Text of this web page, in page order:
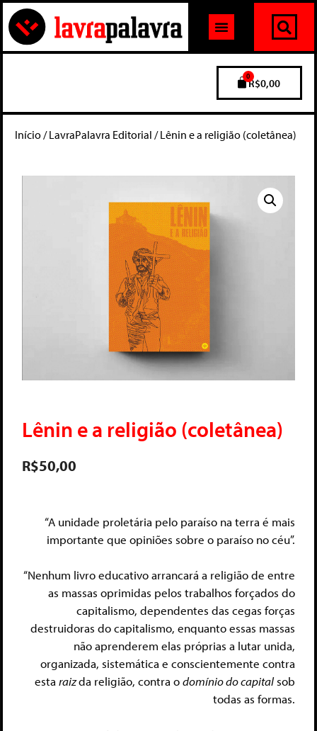
R$0,00
0
Início/LavraPalavra Editorial / Lênin e a religião (coletânea)
Lênin e a religião (coletânea)
R$50,00
“A unidade proletária pelo paraíso na terra é mais
importante que opiniões sobre o paraíso no céu”.
“Nenhum livro educativo arrancará a religião de entre
as massas oprimidas pelos trabalhos forçados do
capitalismo, dependentes das cegas forças
destruidoras do capitalismo, enquanto essas massas
não aprenderem elas próprias a lutar unida,
organizada, sistemática e conscientemente contra
estaraizda religião, contra odomínio do capitalsob
todas as formas.